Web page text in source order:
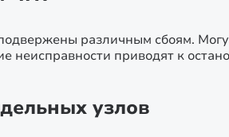
различным сбоям.
неисправности приводят к
узлов